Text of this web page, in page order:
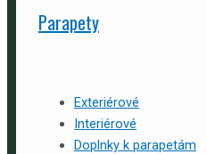
Parapety
Exteriérové
Interiérové
Doplnky k parapetám